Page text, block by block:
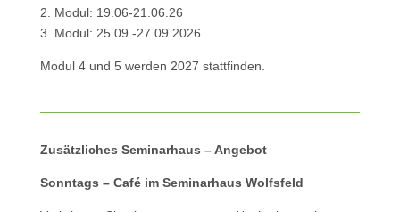
2. Modul: 19.06-21.06.26
3. Modul: 25.09.-27.09.2026
Modul 4 und 5 werden 2027 stattfinden.
Zusätzliches Seminarhaus –Angebot
Sonntags – Café im Seminarhaus Wolfsfeld